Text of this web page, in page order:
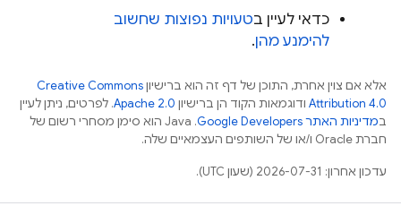
כדאי לעיין בטעויות נפוצות שחשוב
להימנע מהן.
אלא אם צוין אחרת, התוכן של דף זה הוא ברישיוןCreative Commons
Attribution 4.0 ודוגמאות הקוד הן ברישיון Apache 2.0. לפרטים, ניתן לעיין
במדיניות האתר Google Developers‏
.‏ Java הוא סימן מסחרי רשום של
חברת Oracle ו/או של השותפים העצמאיים שלה.
עדכון אחרון: 2026-07-31 (שעון UTC).